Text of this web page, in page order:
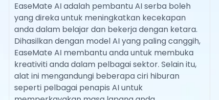
EaseMate AI adalah pembantu AI serba boleh
yang direka untuk meningkatkan kecekapan
anda dalam belajar dan bekerja dengan ketara.
Dihasilkan dengan model AI yang paling canggih,
EaseMate AI membantu anda untuk membuka
kreativiti anda dalam pelbagai sektor. Selain itu,
alat ini mengandungi beberapa ciri hiburan
seperti pelbagai penapis AI untuk